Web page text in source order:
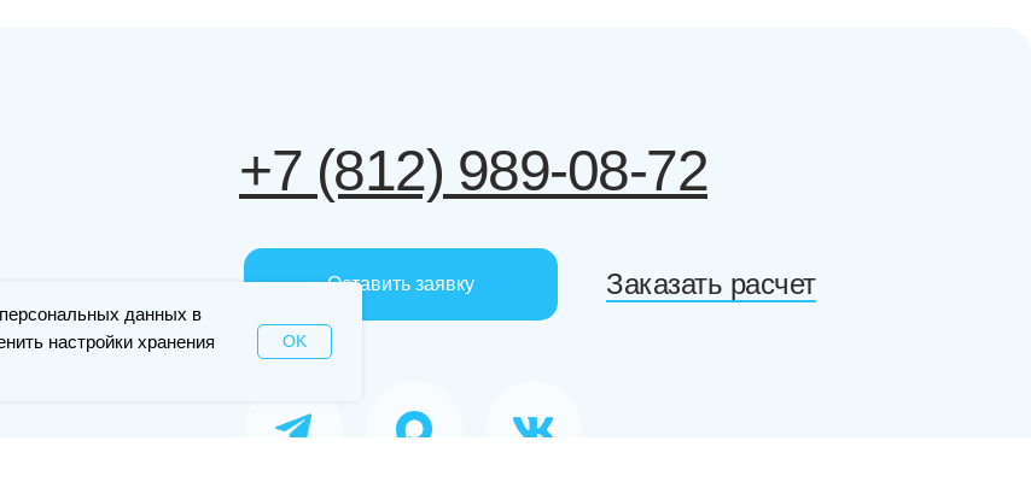
данных в
настройки хранения
OK
+7 (812) 989-08-72
Оставить заявку Заказать расчет